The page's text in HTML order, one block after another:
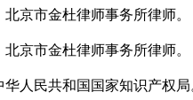
市金杜律师事务所律师。
市金杜律师事务所律师。
民共和国国家知识产权局